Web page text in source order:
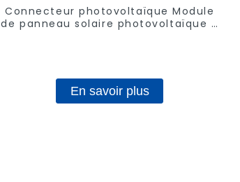
Connecteur photovoltaïque Module
de panneau solaire photovoltaïque à
En savoir plus